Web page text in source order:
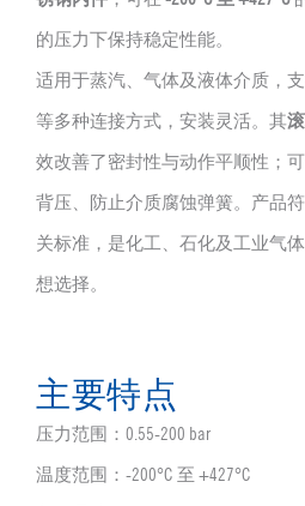
的压力下保持稳定性能。
适用于蒸汽、气体及液体介质，
等多种连接方式，安装灵活。其
效改善了密封性与动作平顺性；
背压、防止介质腐蚀弹簧。产品
关标准，是化工、石化及工业气
想选择。
主要特点
压力范围：0.55-200 bar
温度范围：-200°C 至 +427°C